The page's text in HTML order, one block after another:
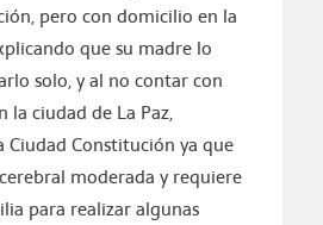
pero con domicilio en la
que su madre lo
solo, y al no contar con
la ciudad de La Paz,
Ciudad Constitución ya que
moderada y requiere
para realizar algunas